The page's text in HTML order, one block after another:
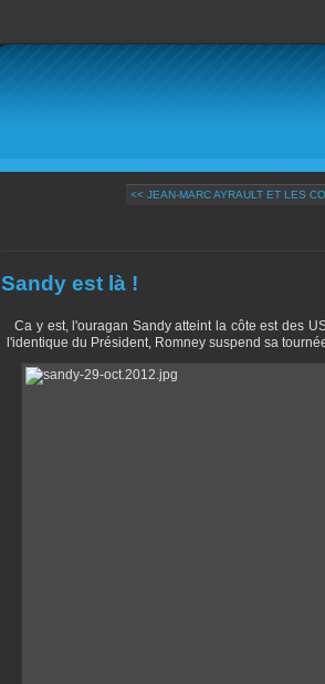
<< JEAN-MARC AYRAULT ET LES
Sandy est là !
Ca y est, l'ouragan Sandy atteint la côte est des
l'identique du Président, Romney suspend sa